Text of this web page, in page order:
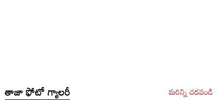
తాజా ఫోటో గ్యాలరీ మరిన్ని చదవండి